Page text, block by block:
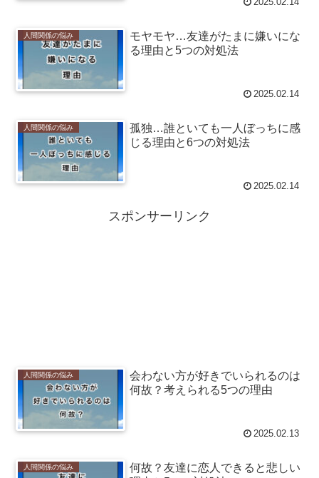
2025.02.14
人間関係の悩み
モヤモヤ…友達がたまに嫌いにな
る理由と5つの対処法
2025.02.14
人間関係の悩み
孤独…誰といても一人ぼっちに感
じる理由と6つの対処法
2025.02.14
スポンサーリンク
人間関係の悩み
会わない方が好きでいられるのは
何故？考えられる5つの理由
2025.02.13
人間関係の悩み
何故？友達に恋人できると悲しい